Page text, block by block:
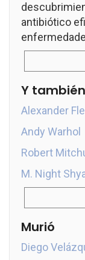
antibiótico
Y también
Alexander
Andy Warhol
Robert
M. Night
Murió
Diego